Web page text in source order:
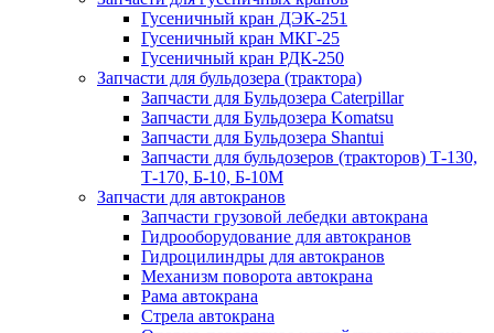
Гусеничный кран ДЭК-251
Гусеничный кран МКГ-25
Гусеничный кран РДК-250
Запчасти для бульдозера (трактора)
Запчасти для Бульдозера Caterpillar
Запчасти для Бульдозера Komatsu
Запчасти для Бульдозера Shantui
Запчасти для бульдозеров (тракторов) Т-130,
Т-170, Б-10, Б-10М
Запчасти для автокранов
Запчасти грузовой лебедки автокрана
Гидрооборудование для автокранов
Гидроцилиндры для автокранов
Механизм поворота автокрана
Рама автокрана
Стрела автокрана